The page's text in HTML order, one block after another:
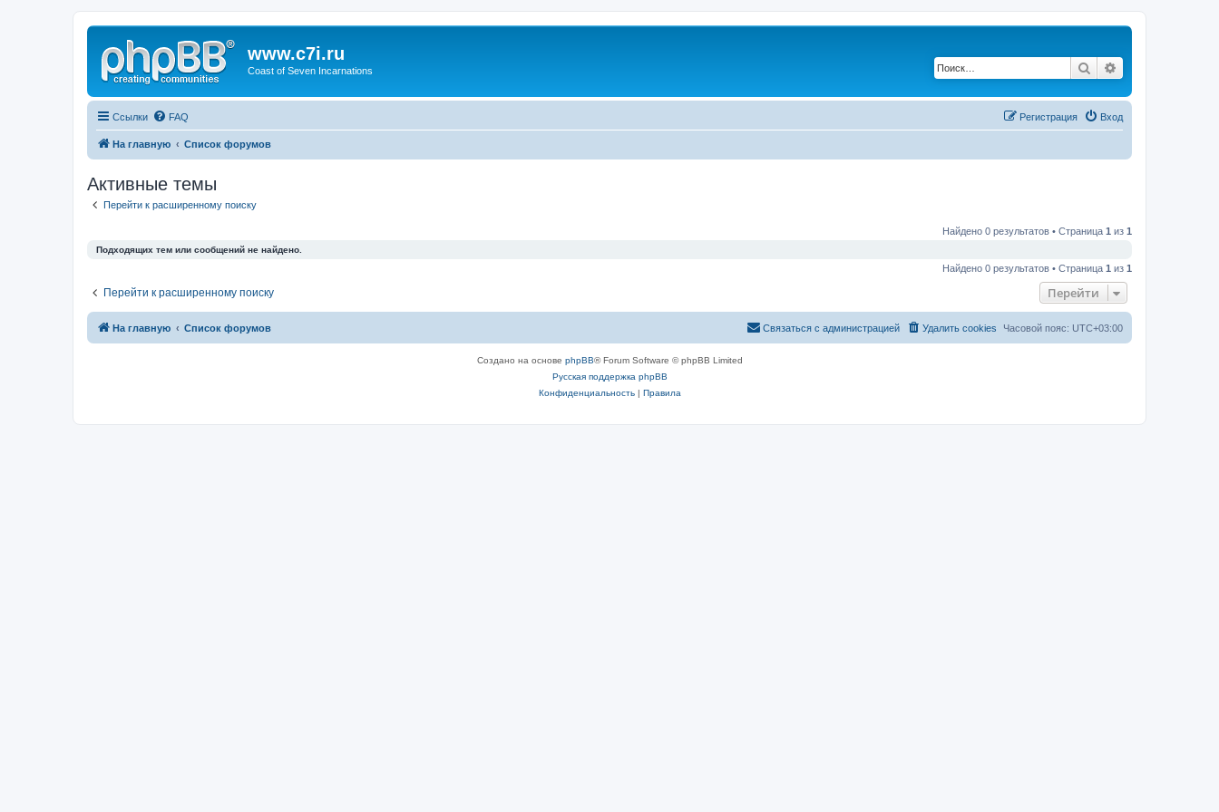
www.c7i.ru
Coast of Seven Incarnations Поиск
Ссылки FAQ Вход
Регистрация
На главную Список форумов
Активные темы
Перейти к расширенному поиску
Найдено 0 результатов • Страница 1 из 1
Подходящих тем или сообщений не найдено.
Найдено 0 результатов • Страница 1 из 1
Перейти к расширенному поиску Перейти
На главную Список форумов Часовой пояс: UTC+03:00
Удалить cookies
Связаться с администрацией
Создано на основе phpBB® Forum Software © phpBB Limited
Русская поддержка phpBB
Конфиденциальность| Правила